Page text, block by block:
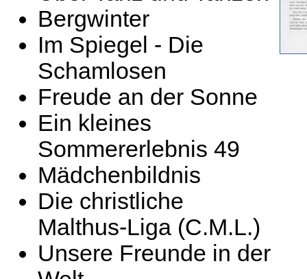
Bergwinter
Im Spiegel - Die
Schamlosen
Freude an der Sonne
Ein kleines
Sommererlebnis 49
Mädchenbildnis
Die christliche
Malthus-Liga (C.M.L.)
Unsere Freunde in der